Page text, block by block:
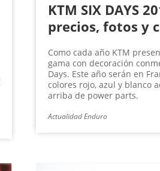
KTM SIX DAYS
precios, fotos y
Como cada año KTM
gama con decoración
Days. Este año serán en
colores rojo, azul y blanco
arriba de power parts.
Actualidad Enduro